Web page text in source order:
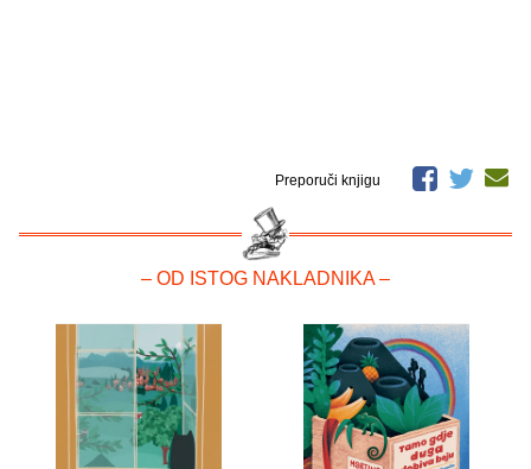
Preporuči knjigu
– OD ISTOG NAKLADNIKA –